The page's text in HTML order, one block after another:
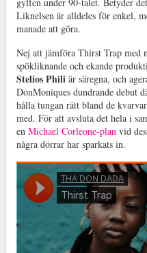
Liknelsen är alldeles för enkel,
manade att göra.
Nej att jämföra Thirst Trap med
spökliknande och ekande
Stelios Philiär säregna, och
DonMoniques dundrande debut
hålla tungan rätt bland de
med. För att avsluta det hela i
en Michael Corleone-planvid
några dörrar har sparkats in.